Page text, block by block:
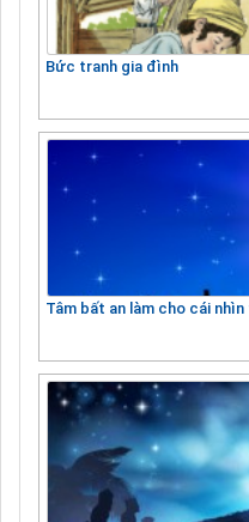
Bức tranh gia đình
Tâm bất an làm cho cái